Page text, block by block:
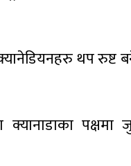
थप रुष्ट
क्यानाडाका